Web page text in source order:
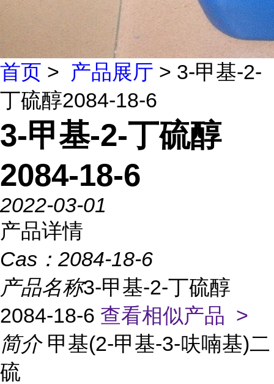
首页 > 产品展厅 > 3-甲基-2-
丁硫醇2084-18-6
3-甲基-2-丁硫醇
2084-18-6
2022-03-01
产品详情
Cas： 2084-18-6
产品名称3-甲基-2-丁硫醇
2084-18-6 查看相似产品 >
简介 甲基(2-甲基-3-呋喃基)二
硫